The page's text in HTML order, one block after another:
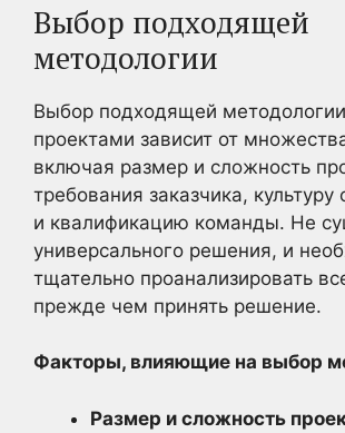
Выбор подходящей
методологии
Выбор подходящей
проектами зависит от
включая размер и сложность
требования заказчика, культуру
и квалификацию команды. Не
универсального решения, и
тщательно проанализировать
прежде чем принять решение.
Факторы, влияющие на выбор
Размер и сложность